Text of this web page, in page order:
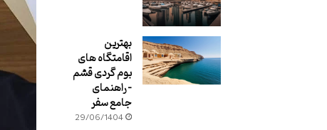
بهترین
اقامتگاه های
بوم گردی قشم
– راهنمای
جامع سفر
29/06/1404